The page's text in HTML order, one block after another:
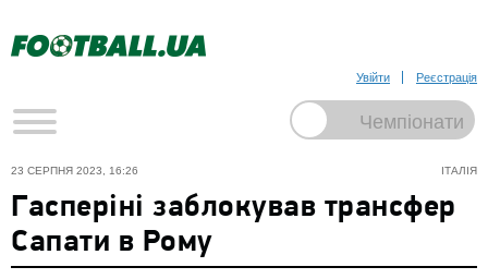
Увійти Реєстрація
ІТАЛІЯ
23 СЕРПНЯ 2023, 16:26
Гасперіні заблокував трансфер
Сапати в Рому